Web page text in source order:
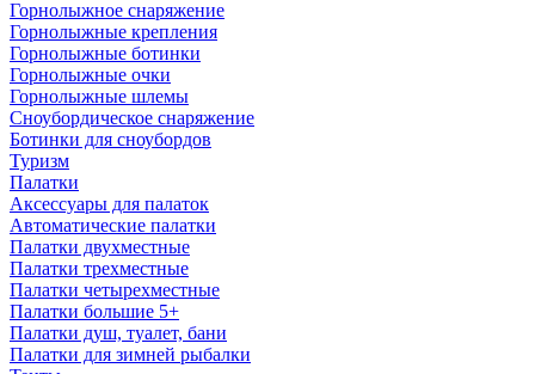
Горнолыжное снаряжение
Горнолыжные крепления
Горнолыжные ботинки
Горнолыжные очки
Горнолыжные шлемы
Сноубордическое снаряжение
Ботинки для сноубордов
Туризм
Палатки
Аксессуары для палаток
Автоматические палатки
Палатки двухместные
Палатки трехместные
Палатки четырехместные
Палатки большие 5+
Палатки душ, туалет, бани
Палатки для зимней рыбалки